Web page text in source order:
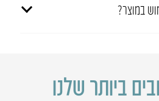
במוצר?
ביותר שלנו